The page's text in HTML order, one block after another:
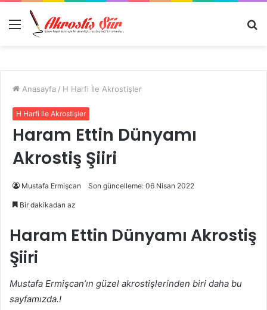
Menü
Anasayfa / H Harfi İle Akrostişler
H Harfi İle Akrostişler
Haram Ettin Dünyamı
Akrostiş Şiiri
Mustafa Ermişcan Son güncelleme: 06 Nisan 2022
Bir dakikadan az
Haram Ettin Dünyamı Akrostiş
Şiiri
Mustafa Ermişcan’ın güzel akrostişlerinden biri daha bu
sayfamızda.!